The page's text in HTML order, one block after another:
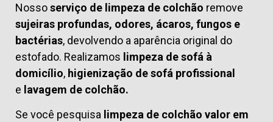
Nossoserviço de limpeza de colchão remove
sujeiras profundas, odores, ácaros, fungos e
bactérias, devolvendo a aparência original do
estofado. Realizamos limpeza de sofá à
domicílio, higienização de sofá profissional
e lavagem de colchão.
Se você pesquisa limpeza de colchão valor em